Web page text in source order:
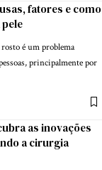
fatores e como
é um problema
principalmente por
as inovações
a cirurgia